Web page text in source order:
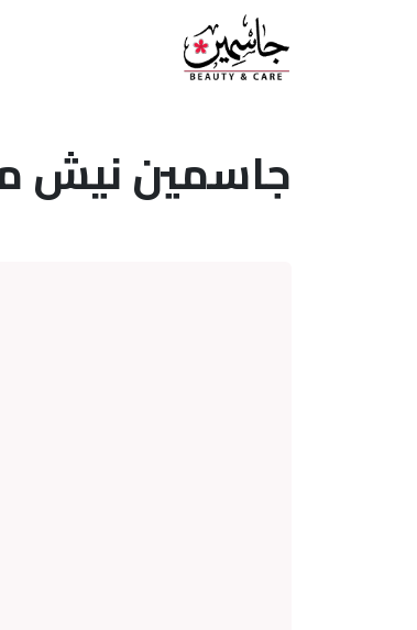
جاسمين نيش معطر جو